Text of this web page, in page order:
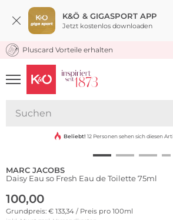
K&Ö & GIGASPORT APP
Jetzt kostenlos downloaden
KOSTENLOSER VERSAND* &
Pluscard Vorteile erhalten
UNSERE APP
CLICK &
Beliebt! 12 Personen sehen sich diesen
MARC JACOBS
Daisy Eau so Fresh Eau de Toilette 75ml
100,00
Grundpreis: € 133,34 / Preis pro 100ml